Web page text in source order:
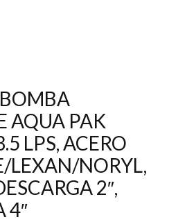
AQUA PAK
LPS, ACERO
LEXAN/NORYL,
2″,
4″